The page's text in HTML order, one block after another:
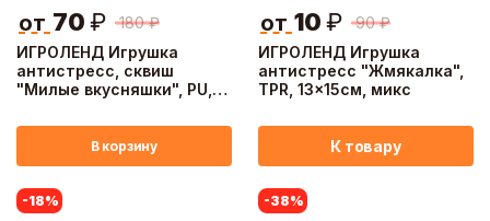
ИГРОЛЕНД Игрушка
антистресс, сквиш
"Милые вкусняшки", PU,
180 ₽
от 70 ₽
В корзину
ИГРОЛЕНД Игрушка
антистресс "Жмякалка",
TPR, 13×15см, микс
90 ₽
от 10 ₽
К товару
-18% -38%